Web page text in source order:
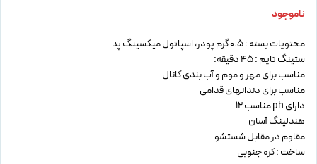
ناموجود
محتویات بسته : 0.5 گرم پودر، اسپاتول میکسینگ پد
ستینگ تایم : 45 دقیقه:
مناسب برای مهر و موم و آب بندی کانال
مناسب برای دندانهای قدامی
دارای ph مناسب 12
هندلینگ آسان
مقاوم در مقابل شستشو
ساخت : کره جنوبی